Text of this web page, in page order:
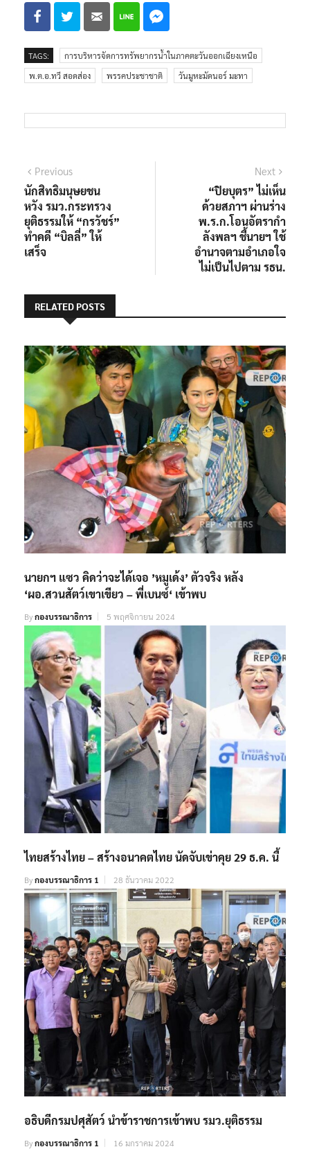
TAGS:
การบริหารจัดการทรัพยากรน้ำในภาคตะวันออกเฉียงเหนือ
พ.ต.อ.ทวี สอดส่อง
พรรคประชาชาติ วันมูหะมัดนอร์ มะทา
Previous
นักสิทธิมนุษยชน
หวัง รมว.กระทรวง
ยุติธรรมให้ “กรวัชร์”
ทำคดี “บิลลี่” ให้
เสร็จ
Next
“ปิยบุตร” ไม่เห็น
ด้วยสภาฯ ผ่านร่าง
พ.ร.ก.โอนอัตรากำ
ลังพลฯ ชี้นายฯ ใช้
อำนาจตามอำเภอใจ
ไม่เป็นไปตาม รธน.
RELATED POSTS
นายกฯ แซว คิดว่าจะได้เจอ ’หมูเด้ง’ ตัวจริง หลัง
‘ผอ.สวนสัตว์เขาเขียว – พี่เบนซ์‘ เข้าพบ
Byกองบรรณาธิการ 5 พฤศจิกายน 2024
ไทยสร้างไทย – สร้างอนาคตไทย นัดจับเข่าคุย 29 ธ.ค. นี้
Byกองบรรณาธิการ 1 28 ธันวาคม 2022
อธิบดีกรมปศุสัตว์ นำข้าราชการเข้าพบ รมว.ยุติธรรม
Byกองบรรณาธิการ 1 16 มกราคม 2024